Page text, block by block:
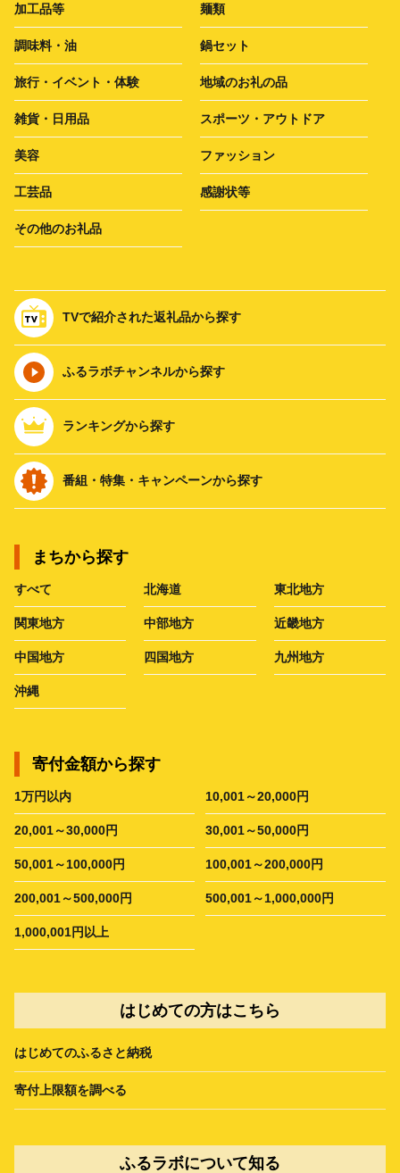
加工品等 麺類
調味料・油 鍋セット
旅行・イベント・体験 地域のお礼の品
雑貨・日用品 スポーツ・アウトドア
美容 ファッション
工芸品 感謝状等
その他のお礼品
TVで紹介された返礼品から探す
ふるラボチャンネルから探す
ランキングから探す
番組・特集・キャンペーンから探す
まちから探す
すべて 北海道 東北地方
関東地方 中部地方 近畿地方
中国地方 四国地方 九州地方
沖縄
寄付金額から探す
1万円以内 10,001～20,000円
20,001～30,000円 30,001～50,000円
50,001～100,000円 100,001～200,000円
200,001～500,000円 500,001～1,000,000円
1,000,001円以上
はじめての方はこちら
はじめてのふるさと納税
寄付上限額を調べる
ふるラボについて知る